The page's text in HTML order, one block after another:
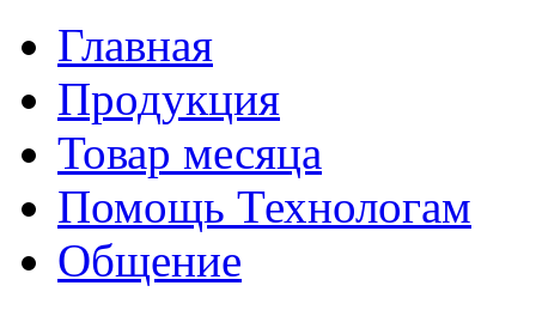
Главная
Продукция
Товар месяца
Помощь Технологам
Общение